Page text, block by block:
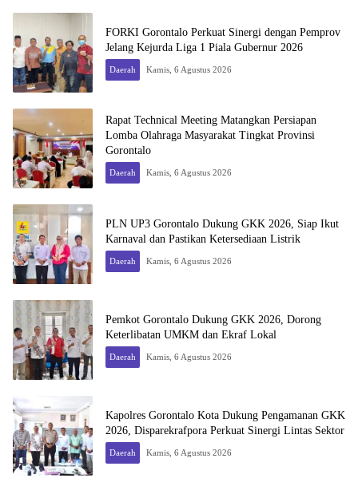
FORKI Gorontalo Perkuat Sinergi dengan Pemprov
Jelang Kejurda Liga 1 Piala Gubernur 2026
Daerah Kamis, 6 Agustus 2026
Rapat Technical Meeting Matangkan Persiapan
Lomba Olahraga Masyarakat Tingkat Provinsi
Gorontalo
Daerah Kamis, 6 Agustus 2026
PLN UP3 Gorontalo Dukung GKK 2026, Siap Ikut
Karnaval dan Pastikan Ketersediaan Listrik
Daerah Kamis, 6 Agustus 2026
Pemkot Gorontalo Dukung GKK 2026, Dorong
Keterlibatan UMKM dan Ekraf Lokal
Daerah Kamis, 6 Agustus 2026
Kapolres Gorontalo Kota Dukung Pengamanan GKK
2026, Disparekrafpora Perkuat Sinergi Lintas Sektor
Daerah Kamis, 6 Agustus 2026